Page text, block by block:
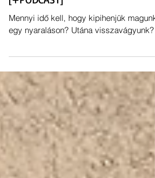
VAN NYÁR UTÁNI DEPRESSZIÓ?
[+PODCAST]